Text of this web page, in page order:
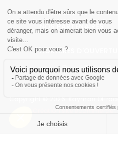
NOS PARTENAIRES
HORAIRES
Création site ecommerce :